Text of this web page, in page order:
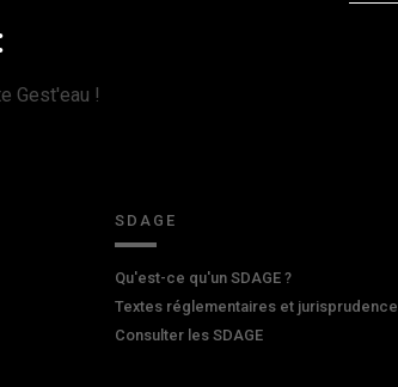
Gest'eau !
SDAGE
Qu'est-ce qu'un SDAGE ?
Textes réglementaires et jurisprudence
Consulter les SDAGE